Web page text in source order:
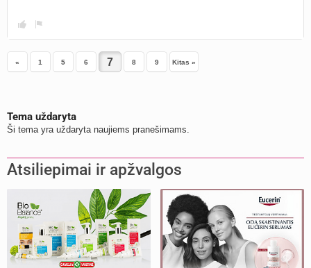
« 1 5 6 8 9 Kitas »
Tema uždaryta
Ši tema yra uždaryta naujiems pranešimams.
Atsiliepimai ir apžvalgos